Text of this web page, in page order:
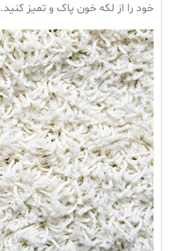
خود را از لکه خون پاک و تمیز کنید.